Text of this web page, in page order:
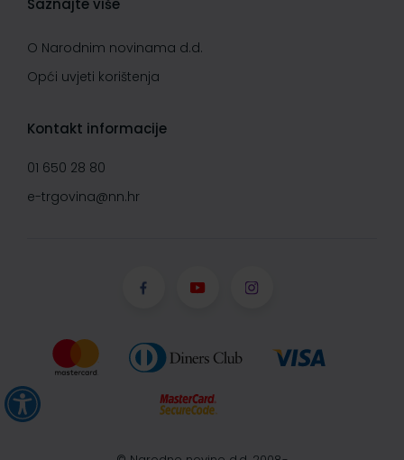
Saznajte više
O Narodnim novinama d.d.
Opći uvjeti korištenja
Kontakt informacije
01 650 28 80
e-trgovina@nn.hr